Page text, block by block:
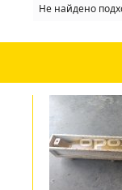
Не найдено